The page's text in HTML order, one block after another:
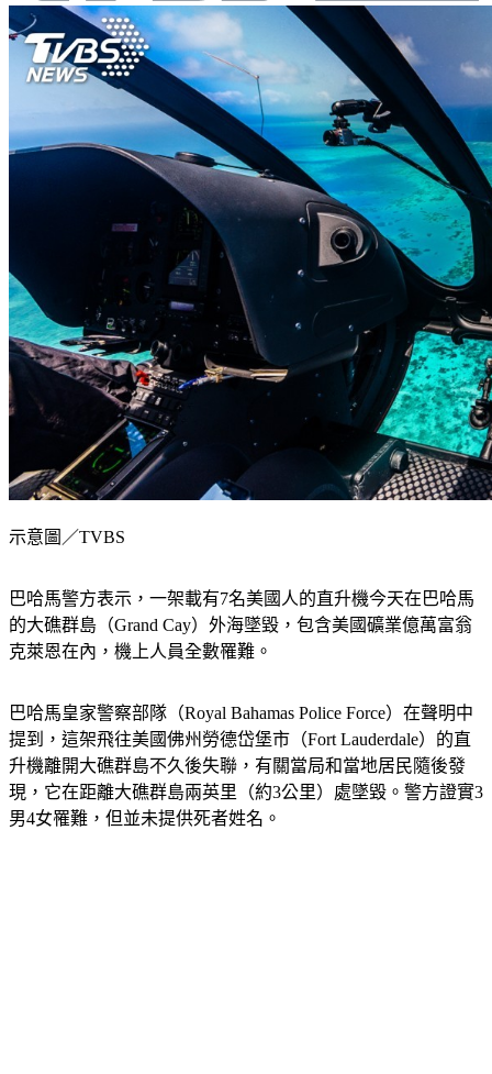
巴哈馬警方表示，一架載有7名美國人的直升機今天在巴哈馬
的大礁群島（Grand Cay）外海墜毀，包含美國礦業億萬富翁
巴哈馬皇家警察部隊（Royal Bahamas Police Force）在聲明中
提到，這架飛往美國佛州勞德岱堡市（Fort Lauderdale）的直
升機離開大礁群島不久後失聯，有關當局和當地居民隨後發
現，它在距離大礁群島兩英里（約3公里）處墜毀。警方證實3